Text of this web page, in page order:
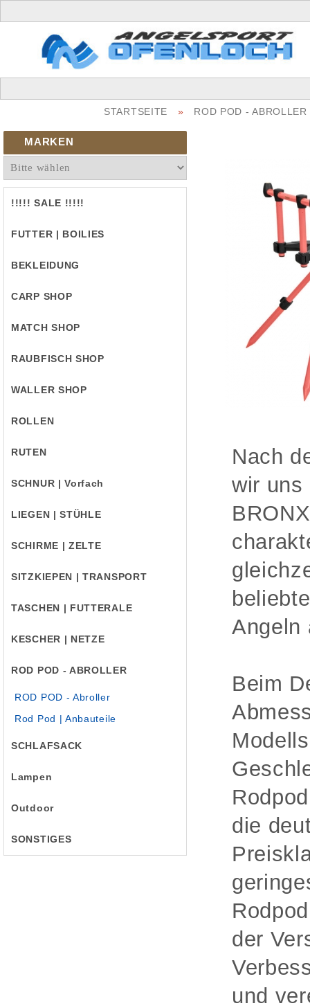
STARTSEITE » ROD POD - ABROLLER
MARKEN
!!!!! SALE !!!!!
FUTTER | BOILIES
BEKLEIDUNG
CARP SHOP
MATCH SHOP
RAUBFISCH SHOP
WALLER SHOP
ROLLEN
RUTEN
SCHNUR | Vorfach
LIEGEN | STÜHLE
SCHIRME | ZELTE
SITZKIEPEN | TRANSPORT
TASCHEN | FUTTERALE
KESCHER | NETZE
ROD POD - ABROLLER
ROD POD - Abroller
Rod Pod | Anbauteile
SCHLAFSACK
Lampen
Outdoor
SONSTIGES
Nach
wir uns
Angeln
Beim
die
der
und